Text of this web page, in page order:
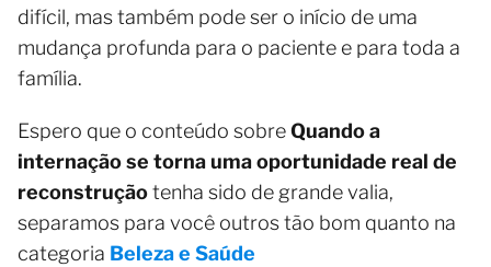
difícil, mas também pode ser o início de uma
mudança profunda para o paciente e para toda a
família.
Espero que o conteúdo sobreQuando a
internação se torna uma oportunidade real de
reconstruçãotenha sido de grande valia,
separamos para você outros tão bom quanto na
categoria Beleza e Saúde